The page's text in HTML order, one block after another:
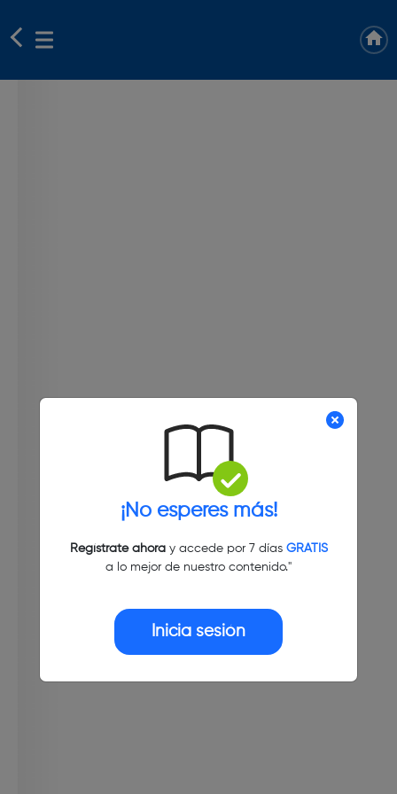
¡No esperes más!
Regístrate ahoray accede por 7 días GRATIS
a lo mejor de nuestro contenido."
Inicia sesión